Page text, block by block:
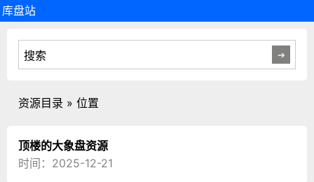
库盘站
资源目录 » 位置
顶楼的大象盘资源
时间：2025-12-21